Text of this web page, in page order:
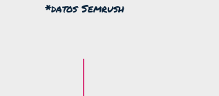
*datos Semrush